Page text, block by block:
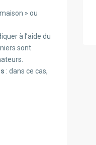
» ou
à l’aide du
sont
: dans ce cas,